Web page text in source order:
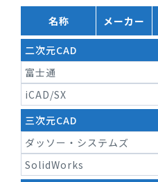
名称 メーカー
二次元CAD
富士通
iCAD/SX
三次元CAD
ダッソー・システムズ
SolidWorks